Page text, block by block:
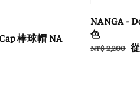
棒球帽 NA
NANGA -
色
Regular
NT$ 2,200